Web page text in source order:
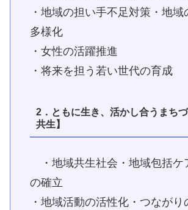
・地域の担い手不足対策・地
多様化
・女性の活躍推進
・将来を担う若い世代の育成
2． ともに生き、活かし合うまち
共生】
・地域共生社会・地域包括ケ
の確立
・地域活動の活性化・つながり